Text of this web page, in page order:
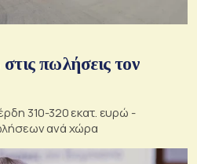
πωλήσεις τον
310-320 εκατ. ευρώ -
ανά χώρα